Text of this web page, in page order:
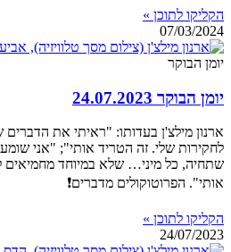
הקליקו לתוכן »
07/03/2024
יומן הבוקר
יומן הבוקר 24.07.2023
ארנון מילצ'ן בעדותו: "ראיתי את
לחקירות שלי. זה הטריד אותי"; "אני
שתחיה, כל מיני… שלא במיוחד מחמיאים
אותי". הפרוטוקולים מדברים❗
הקליקו לתוכן »
24/07/2023